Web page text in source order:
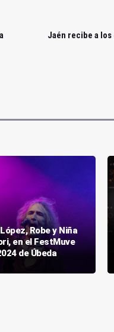
Jaén recibe a
Robe y Niña
en el FestMuve
de Úbeda